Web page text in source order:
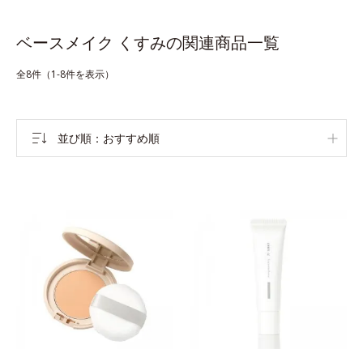
ベースメイク くすみの関連商品一覧
全8件（1-8件を表示）
並び順 おすすめ順